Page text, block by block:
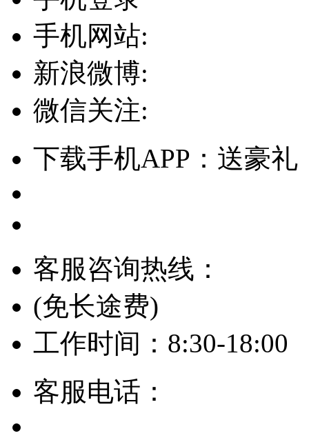
手机网站:
新浪微博:
微信关注:
下载手机APP：送豪礼
客服咨询热线：
(免长途费)
工作时间：8:30-18:00
客服电话：